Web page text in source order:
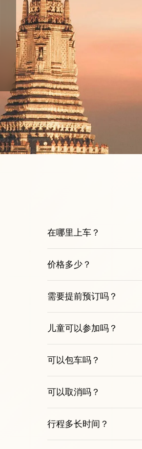
在哪里上车？
价格多少？
需要提前预订吗？
儿童可以参加吗？
可以包车吗？
可以取消吗？
行程多长时间？